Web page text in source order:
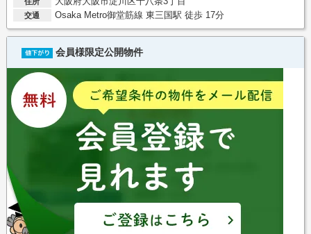
交通 Osaka Metro御堂筋線 東三国駅 徒歩 17分
会員様限定公開物件